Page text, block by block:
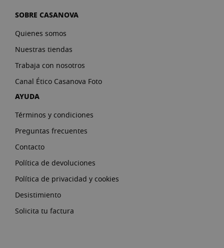
SOBRE CASANOVA
Quienes somos
Nuestras tiendas
Trabaja con nosotros
Canal Ético Casanova Foto
AYUDA
Términos y condiciones
Preguntas frecuentes
Contacto
Política de devoluciones
Política de privacidad y cookies
Desistimiento
Solicita tu factura